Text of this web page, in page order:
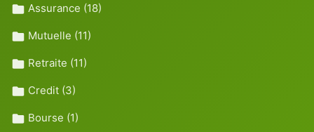
Assurance (18)
Mutuelle (11)
Retraite (11)
Credit (3)
Bourse (1)